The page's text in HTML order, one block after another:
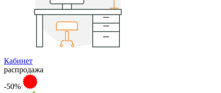
Кабинет
распродажа
-50%